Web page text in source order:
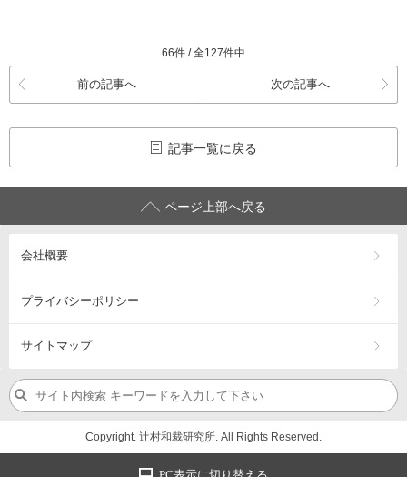
66件 / 全127件中
前の記事へ 次の記事へ
記事一覧に戻る
ページ上部へ戻る
会社概要
プライバシーポリシー
サイトマップ
Copyright. 辻村和裁研究所. All Rights Reserved.
PC表示に切り替える